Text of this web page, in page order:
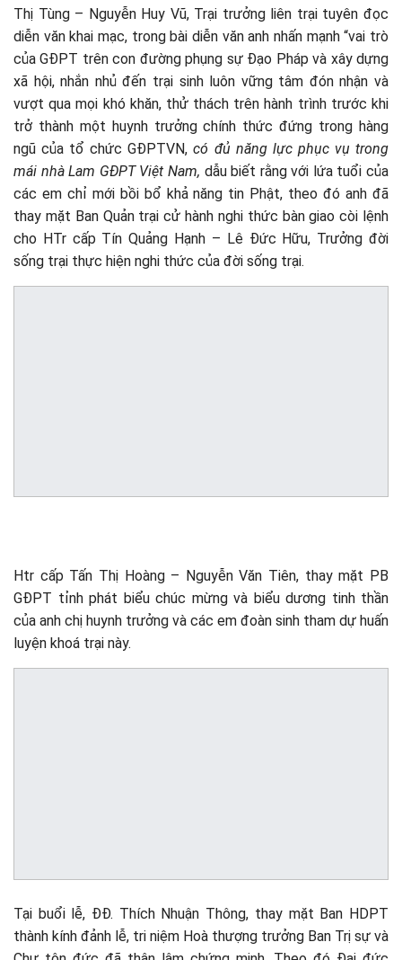
Thị Tùng – Nguyễn Huy Vũ, Trại trưởng liên trại tuyên đọc
diễn văn khai mạc, trong bài diễn văn anh nhấn mạnh “vai trò
của GĐPT trên con đường phụng sự Đạo Pháp và xây dựng
xã hội, nhắn nhủ đến trại sinh luôn vững tâm đón nhận và
vượt qua mọi khó khăn, thử thách trên hành trình trước khi
trở thành một huynh trưởng chính thức đứng trong hàng
ngũ của tổ chức GĐPTVN,có đủ năng lực phục vụ trong
mái nhà Lam GĐPT Việt Nam, dẫu biết rằng với lứa tuổi của
các em chỉ mới bồi bổ khả năng tin Phật, theo đó anh đã
thay mặt Ban Quản trại cử hành nghi thức bàn giao còi lệnh
cho HTr cấp Tín Quảng Hạnh – Lê Đức Hữu, Trưởng đời
sống trại thực hiện nghi thức của đời sống trại.
Htr cấp Tấn Thị Hoàng – Nguyễn Văn Tiên, thay mặt PB
GĐPT tỉnh phát biểu chúc mừng và biểu dương tinh thần
của anh chị huynh trưởng và các em đoàn sinh tham dự huấn
luyện khoá trại này.
Tại buổi lễ, ĐĐ. Thích Nhuận Thông, thay mặt Ban HDPT
thành kính đảnh lễ, tri niệm Hoà thượng trưởng Ban Trị sự và